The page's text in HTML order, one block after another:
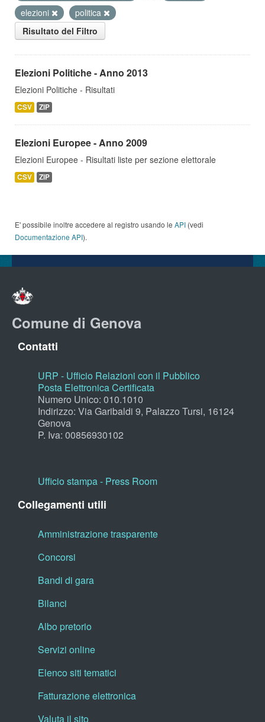
elezioni
politica
Risultato del Filtro
Elezioni Politiche - Anno 2013
Elezioni Politiche - Risultati
CSV ZIP
Elezioni Europee - Anno 2009
Elezioni Europee - Risultati liste per sezione elettorale
CSV ZIP
E' possibile inoltre accedere al registro usando le API (vedi
Documentazione API).
Comune di Genova
Contatti
URP - Ufficio Relazioni con il Pubblico
Posta Elettronica Certificata
Numero Unico: 010.1010
Indirizzo: Via Garibaldi 9, Palazzo Tursi, 16124
Genova
P. Iva: 00856930102
Ufficio stampa - Press Room
Collegamenti utili
Amministrazione trasparente
Concorsi
Bandi di gara
Bilanci
Albo pretorio
Servizi online
Elenco siti tematici
Fatturazione elettronica
Valuta il sito